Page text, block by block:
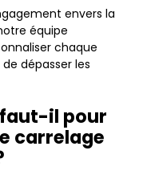
envers la
équipe
chaque
dépasser les
il pour
carrelage